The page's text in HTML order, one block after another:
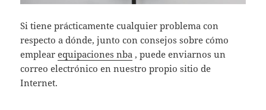
Si tiene prácticamente cualquier problema con
respecto a dónde, junto con consejos sobre cómo
emplearequipaciones nba , puede enviarnos un
correo electrónico en nuestro propio sitio de
Internet.